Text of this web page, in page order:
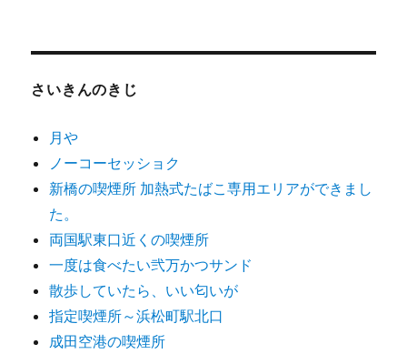
さいきんのきじ
月や
ノーコーセッショク
新橋の喫煙所 加熱式たばこ専用エリアができまし
た。
両国駅東口近くの喫煙所
一度は食べたい弐万かつサンド
散歩していたら、いい匂いが
指定喫煙所～浜松町駅北口
成田空港の喫煙所